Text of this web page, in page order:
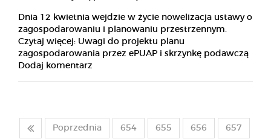
Dnia 12 kwietnia wejdzie w życie nowelizacja ustawy o
zagospodarowaniu i planowaniu przestrzennym.
Czytaj więcej: Uwagi do projektu planu
zagospodarowania przez ePUAP i skrzynkę podawczą
Dodaj komentarz
Poprzednia 654 655 656 657